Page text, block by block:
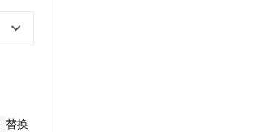
替换